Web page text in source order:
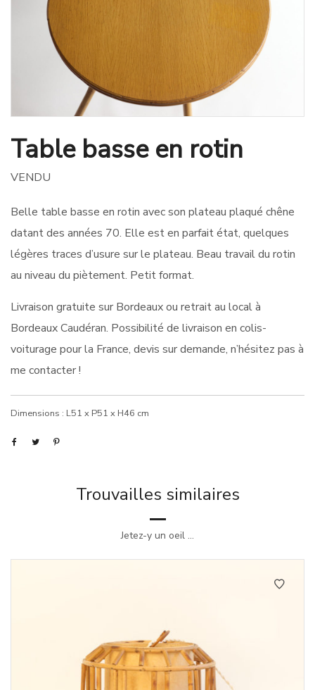
Table basse en rotin
VENDU
Belle table basse en rotin avec son plateau plaqué chêne
datant des années 70. Elle est en parfait état, quelques
légères traces d’usure sur le plateau. Beau travail du rotin
au niveau du piètement. Petit format.
Livraison gratuite sur Bordeaux ou retrait au local à
Bordeaux Caudéran. Possibilité de livraison en colis-
voiturage pour la France, devis sur demande, n’hésitez pas à
me contacter !
Dimensions : L51 x P51 x H46 cm
Trouvailles similaires
Jetez-y un oeil ...